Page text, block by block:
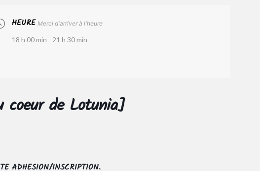
HEURE Merci d'arriver à l'heure
18 h 00 min - 21 h 30 min
coeur de Lotunia]
ADHESION/INSCRIPTION.